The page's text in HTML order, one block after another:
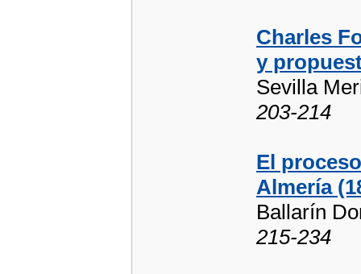
Charles
y
Sevilla
203-214
El
Almería
Ballarín
215-234